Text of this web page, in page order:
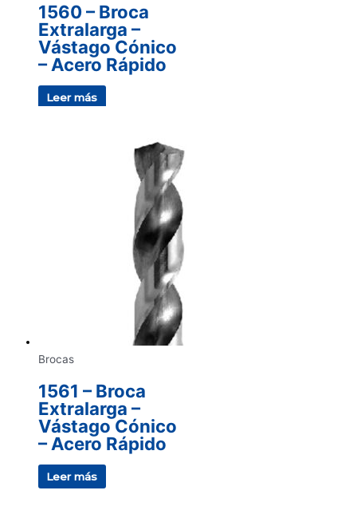
1560 – Broca
Extralarga –
Vástago Cónico
– Acero Rápido
Leer más
Brocas
1561 – Broca
Extralarga –
Vástago Cónico
– Acero Rápido
Leer más